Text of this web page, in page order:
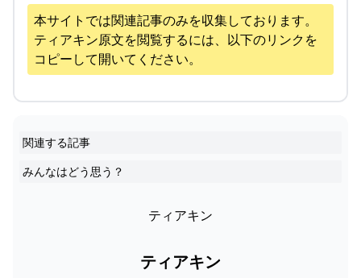
本サイトでは関連記事のみを収集しております。
ティアキン原文を閲覧するには、以下のリンクを
コピーして開いてください。
関連する記事
みんなはどう思う？
ティアキン
ティアキン